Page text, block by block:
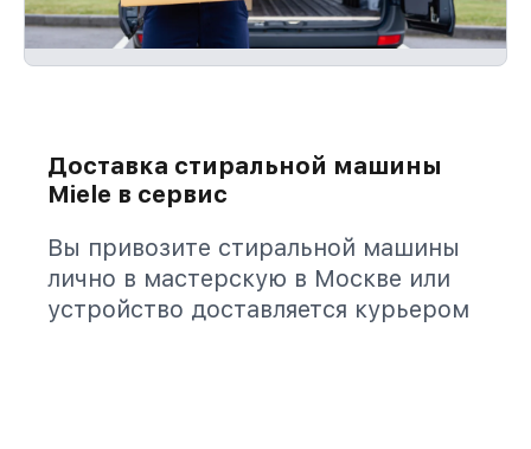
Доставка стиральной машины
Miele в сервис
Вы привозите стиральной машины
лично в мастерскую в Москве или
устройство доставляется курьером